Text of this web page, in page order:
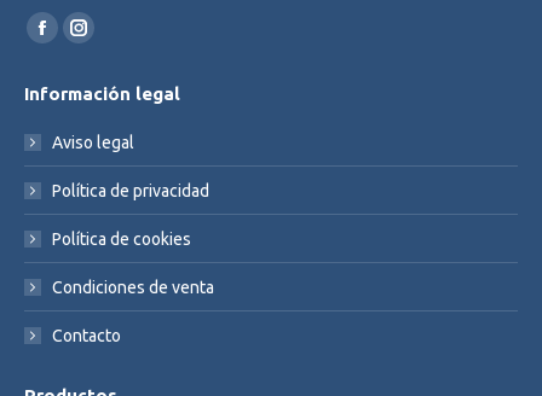
Find us on:
Facebook
opens
in
new
window
Instagram
opens
in
new
window
Información legal
Aviso legal
Política de privacidad
Política de cookies
Condiciones de venta
Contacto